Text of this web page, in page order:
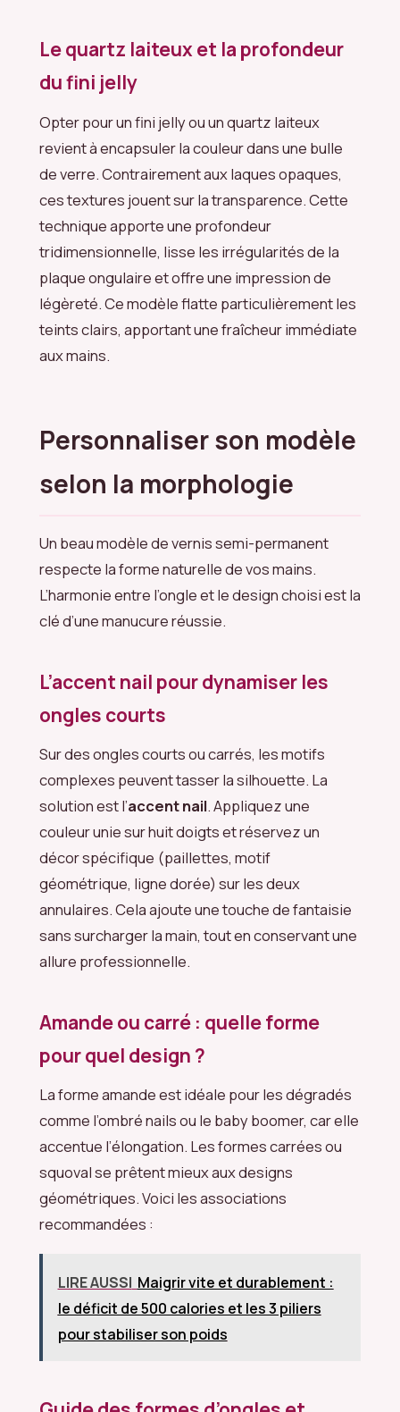
Le quartz laiteux et la profondeur
du fini jelly
Opter pour un fini jelly ou un quartz laiteux
revient à encapsuler la couleur dans une bulle
de verre. Contrairement aux laques opaques,
ces textures jouent sur la transparence. Cette
technique apporte une profondeur
tridimensionnelle, lisse les irrégularités de la
plaque ongulaire et offre une impression de
légèreté. Ce modèle flatte particulièrement les
teints clairs, apportant une fraîcheur immédiate
aux mains.
Personnaliser son modèle
selon la morphologie
Un beau modèle de vernis semi-permanent
respecte la forme naturelle de vos mains.
L’harmonie entre l’ongle et le design choisi est la
clé d’une manucure réussie.
L’accent nail pour dynamiser les
ongles courts
Sur des ongles courts ou carrés, les motifs
complexes peuvent tasser la silhouette. La
solution est l’accent nail. Appliquez une
couleur unie sur huit doigts et réservez un
décor spécifique (paillettes, motif
géométrique, ligne dorée) sur les deux
annulaires. Cela ajoute une touche de fantaisie
sans surcharger la main, tout en conservant une
allure professionnelle.
Amande ou carré : quelle forme
pour quel design ?
La forme amande est idéale pour les dégradés
comme l’ombré nails ou le baby boomer, car elle
accentue l’élongation. Les formes carrées ou
squoval se prêtent mieux aux designs
géométriques. Voici les associations
recommandées :
LIRE AUSSI Maigrir vite et durablement :
le déficit de 500 calories et les 3 piliers
pour stabiliser son poids